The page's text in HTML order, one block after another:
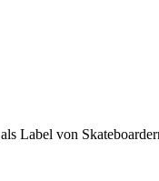
Label von